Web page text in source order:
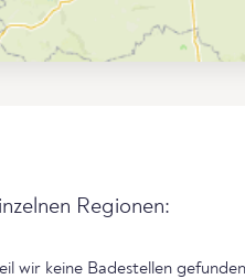
Regionen:
wir keine Badestellen